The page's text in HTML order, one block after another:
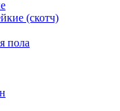
(скотч)
пола